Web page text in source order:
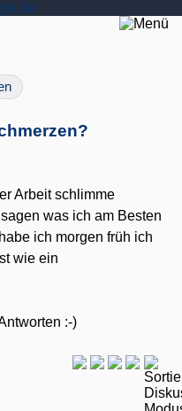
Arbeit schlimme
was ich am Besten
ich morgen früh ich
wie ein
:-)